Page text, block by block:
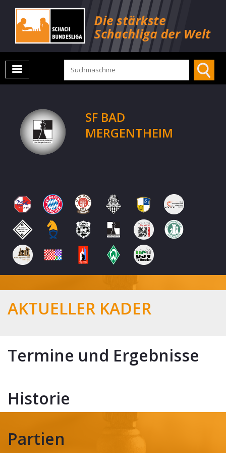
SF BAD
MERGENTHEIM
AKTUELLER KADER
Termine und Ergebnisse
Historie
Partien